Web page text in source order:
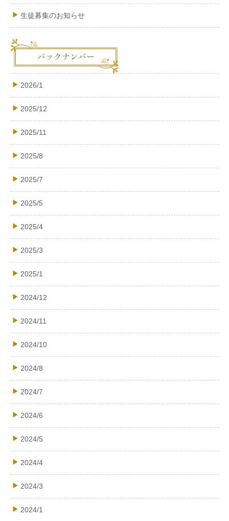
生徒募集のお知らせ
2026/1
2025/12
2025/11
2025/8
2025/7
2025/5
2025/4
2025/3
2025/1
2024/12
2024/11
2024/10
2024/8
2024/7
2024/6
2024/5
2024/4
2024/3
2024/1